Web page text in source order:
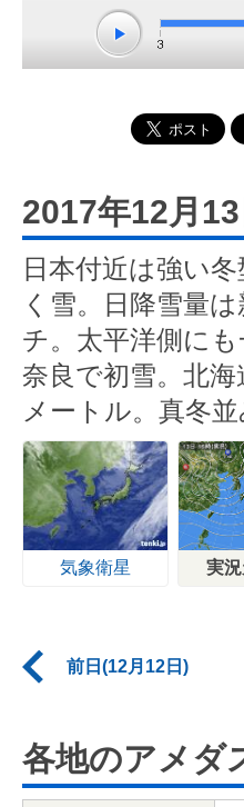
2017年12月
日本付近は強い
く雪。日降雪量
チ。太平洋側に
奈良で初雪。北
メートル。真冬
気象衛星 実況
前日(12月12日)
各地のアメダ